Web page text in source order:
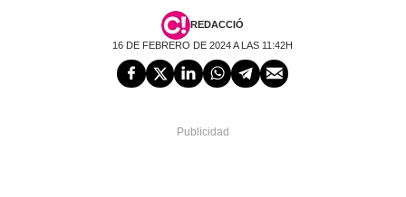
REDACCIÓ
16 DE FEBRERO DE 2024 A LAS 11:42H